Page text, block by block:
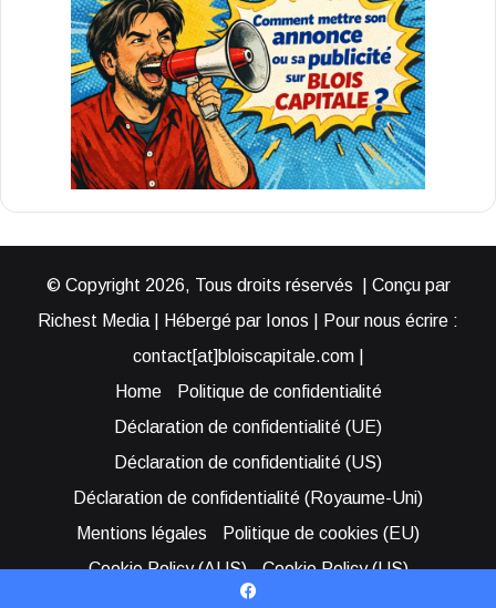
© Copyright 2026, Tous droits réservés | Conçu par
Richest Media | Hébergé par Ionos | Pour nous écrire :
contact[at]bloiscapitale.com |
Home
Politique de confidentialité
Déclaration de confidentialité (UE)
Déclaration de confidentialité (US)
Déclaration de confidentialité (Royaume-Uni)
Mentions légales
Politique de cookies (EU)
Cookie Policy (AUS)
Cookie Policy (US)
Participer à Blois Capitale